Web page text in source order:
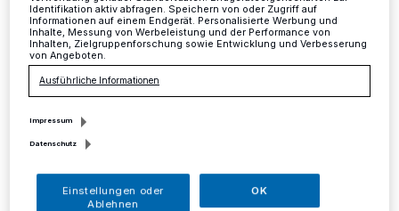
Mettmann·Auf dem Spielplatz am Quantenberg fehlt
ein Basketballkorb. Über die sozialen Netzwerke wurde
jetzt gefragt, ob jemand etwas dazu sagen kann, weil
der Basketballkorb von Jugendlichen, die dort gerne
14.08.2018 , 10:59 Uhr Eine Minute Lesezeit
Identifikation aktiv abfragen. Speichern von oder Zugriff auf
Informationen auf einem Endgerät. Personalisierte Werbung und
Inhalte, Messung von Werbeleistung und der Performance von
Inhalten, Zielgruppenforschung sowie Entwicklung und Verbesserung
von Angeboten.
Ausführliche Informationen
Impressum
Datenschutz
Einstellungen oder
Ablehnen
OK